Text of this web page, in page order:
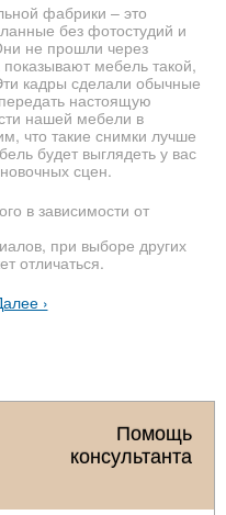
фабрики – это
без фотостудий и
не прошли через
мебель такой,
кадры сделали обычные
настоящую
нашей мебели в
что такие снимки лучше
будет выглядеть у вас
сцен.
в зависимости от
при выборе других
отличаться.
›
Помощь
консультанта